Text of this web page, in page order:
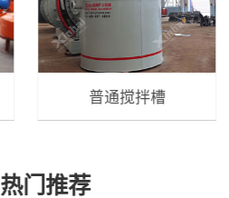
普通搅拌槽
热门推荐